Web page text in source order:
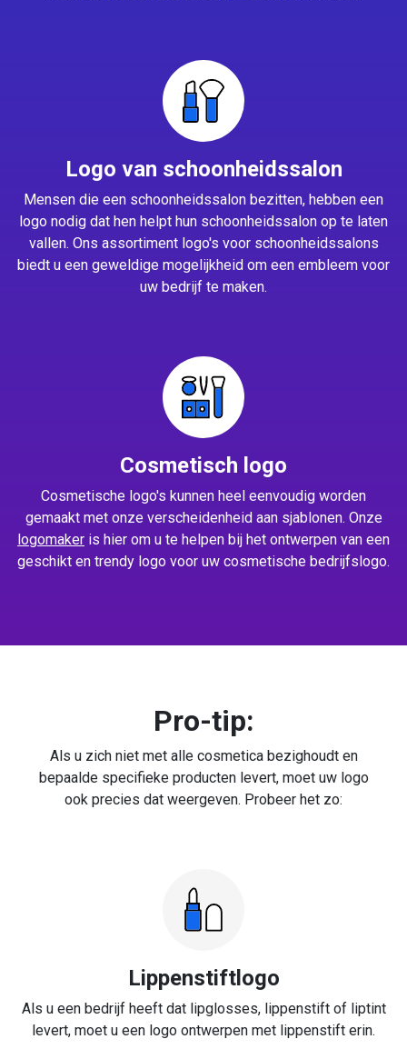
Logo van schoonheidssalon
Mensen die een schoonheidssalon bezitten, hebben een
logo nodig dat hen helpt hun schoonheidssalon op te laten
vallen. Ons assortiment logo's voor schoonheidssalons
biedt u een geweldige mogelijkheid om een embleem voor
uw bedrijf te maken.
Cosmetisch logo
Cosmetische logo's kunnen heel eenvoudig worden
gemaakt met onze verscheidenheid aan sjablonen. Onze
logomaker is hier om u te helpen bij het ontwerpen van een
geschikt en trendy logo voor uw cosmetische bedrijfslogo.
Pro-tip:
Als u zich niet met alle cosmetica bezighoudt en
bepaalde specifieke producten levert, moet uw logo
ook precies dat weergeven. Probeer het zo:
Lippenstiftlogo
Als u een bedrijf heeft dat lipglosses, lippenstift of liptint
levert, moet u een logo ontwerpen met lippenstift erin.